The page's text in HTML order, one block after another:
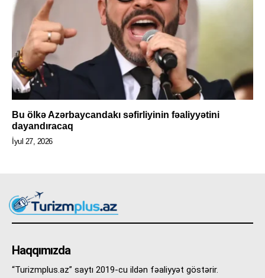
Bu ölkə Azərbaycandakı səfirliyinin fəaliyyətini
dayandıracaq
İyul 27, 2026
Haqqımızda
“Turizmplus.az” saytı 2019-cu ildən fəaliyyət göstərir.